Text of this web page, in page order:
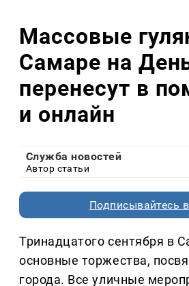
Массовые
Самаре на
перенесут в
и онлайн
Служба новостей
Автор статьи
Подписывайтесь
Тринадцатого сентября в
основные торжества,
города. Все уличные